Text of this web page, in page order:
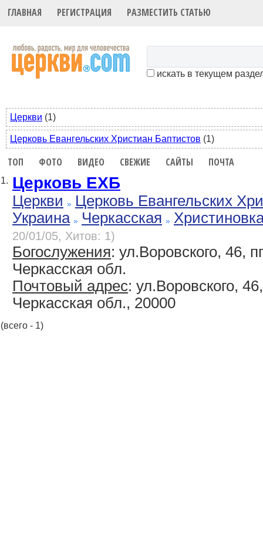
ГЛАВНАЯ РЕГИСТРАЦИЯ РАЗМЕСТИТЬ СТАТЬЮ
искать в текущем
Церкви (1)
Церковь Евангельских Христиан Баптистов (1)
ТОП ФОТО ВИДЕО СВЕЖИЕ САЙТЫ ПОЧТА
1. Церковь ЕХБ
Церкви
Церковь Евангельских
Украина
Черкасская
20/01/05, Хитов: 1)
Богослужения: ул.Воровского, 46,
Черкасская обл.
Почтовый адрес: ул.Воровского,
Черкасская обл., 20000
(всего - 1)